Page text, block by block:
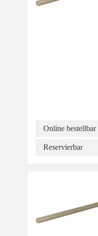
Online bestellbar
Reservierbar